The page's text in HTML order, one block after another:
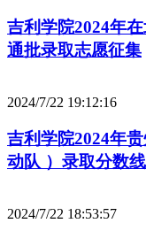
吉利学院2024年
通批录取志愿征集
2024/7/22 19:12:16
吉利学院2024年
动队 ）录取分数线
2024/7/22 18:53:57